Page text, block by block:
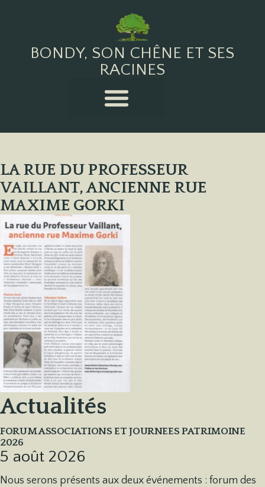
BONDY, SON CHÊNE ET SES
RACINES
LA RUE DU PROFESSEUR
VAILLANT, ANCIENNE RUE
MAXIME GORKI
Actualités
FORUM ASSOCIATIONS ET JOURNEES PATRIMOINE
2026
5 août 2026
Nous serons présents aux deux événements : forum des